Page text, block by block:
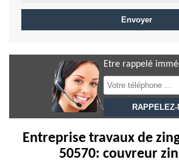
Etre rappelé
Entreprise travaux de
50570: couvreur